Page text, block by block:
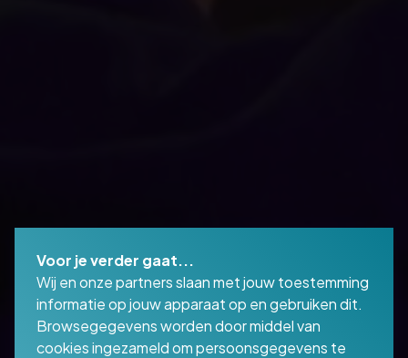
Voor je verder gaat...
Wij en onze partners slaan met jouw toestemming
informatie op jouw apparaat op en gebruiken dit.
Browsegegevens worden door middel van
cookies ingezameld om persoonsgegevens te